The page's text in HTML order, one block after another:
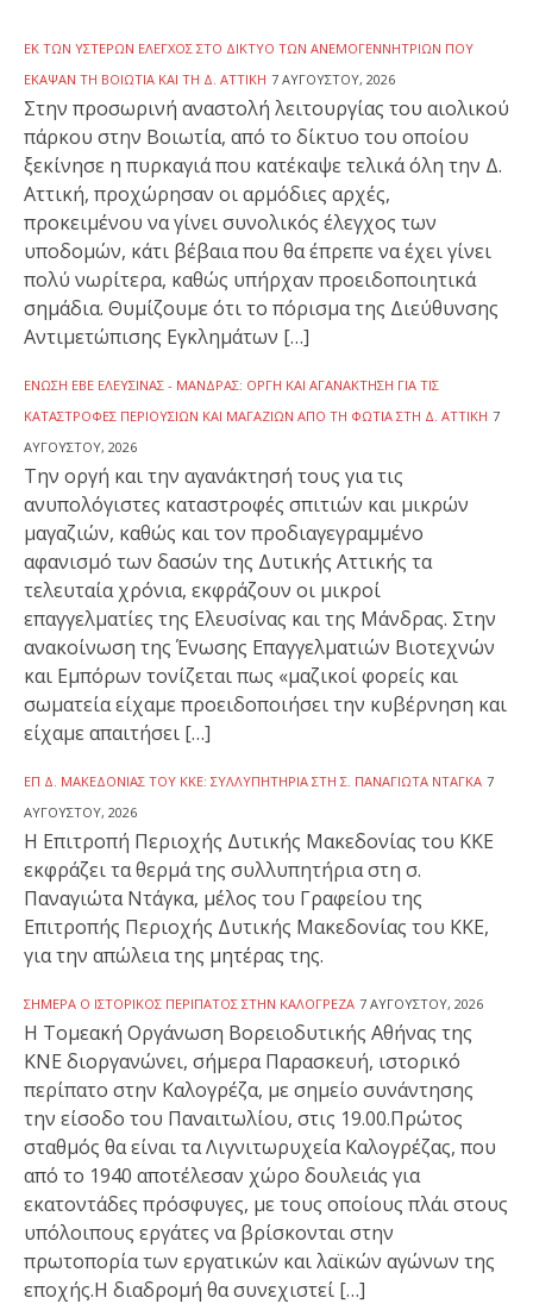
ΕΚ ΤΩΝ ΥΣΤΈΡΩΝ ΈΛΕΓΧΟΣ ΣΤΟ ΔΊΚΤΥΟ ΤΩΝ ΑΝΕΜΟΓΕΝΝΗΤΡΙΏΝ ΠΟΥ
ΈΚΑΨΑΝ ΤΗ ΒΟΙΩΤΊΑ ΚΑΙ ΤΗ Δ. ΑΤΤΙΚΉ 7 ΑΥΓΟΎΣΤΟΥ, 2026
Στην προσωρινή αναστολή λειτουργίας του αιολικού
πάρκου στην Βοιωτία, από το δίκτυο του οποίου
ξεκίνησε η πυρκαγιά που κατέκαψε τελικά όλη την Δ.
Αττική, προχώρησαν οι αρμόδιες αρχές,
προκειμένου να γίνει συνολικός έλεγχος των
υποδομών, κάτι βέβαια που θα έπρεπε να έχει γίνει
πολύ νωρίτερα, καθώς υπήρχαν προειδοποιητικά
σημάδια. Θυμίζουμε ότι το πόρισμα της Διεύθυνσης
Αντιμετώπισης Εγκλημάτων […]
ΈΝΩΣΗ ΕΒΕ ΕΛΕΥΣΊΝΑΣ - ΜΆΝΔΡΑΣ: ΟΡΓΉ ΚΑΙ ΑΓΑΝΆΚΤΗΣΗ ΓΙΑ ΤΙΣ
ΚΑΤΑΣΤΡΟΦΈΣ ΠΕΡΙΟΥΣΙΏΝ ΚΑΙ ΜΑΓΑΖΙΏΝ ΑΠΌ ΤΗ ΦΩΤΙΆ ΣΤΗ Δ. ΑΤΤΙΚΉ 7
ΑΥΓΟΎΣΤΟΥ, 2026
Την οργή και την αγανάκτησή τους για τις
ανυπολόγιστες καταστροφές σπιτιών και μικρών
μαγαζιών, καθώς και τον προδιαγεγραμμένο
αφανισμό των δασών της Δυτικής Αττικής τα
τελευταία χρόνια, εκφράζουν οι μικροί
επαγγελματίες της Ελευσίνας και της Μάνδρας. Στην
ανακοίνωση της Ένωσης Επαγγελματιών Βιοτεχνών
και Εμπόρων τονίζεται πως «μαζικοί φορείς και
σωματεία είχαμε προειδοποιήσει την κυβέρνηση και
είχαμε απαιτήσει […]
ΕΠ Δ. ΜΑΚΕΔΟΝΊΑΣ ΤΟΥ ΚΚΕ: ΣΥΛΛΥΠΗΤΉΡΙΑ ΣΤΗ Σ. ΠΑΝΑΓΙΏΤΑ ΝΤΆΓΚΑ 7
ΑΥΓΟΎΣΤΟΥ, 2026
Η Επιτροπή Περιοχής Δυτικής Μακεδονίας του ΚΚΕ
εκφράζει τα θερμά της συλλυπητήρια στη σ.
Παναγιώτα Ντάγκα, μέλος του Γραφείου της
Επιτροπής Περιοχής Δυτικής Μακεδονίας του ΚΚΕ,
για την απώλεια της μητέρας της.
ΣΉΜΕΡΑ Ο ΙΣΤΟΡΙΚΌΣ ΠΕΡΊΠΑΤΟΣ ΣΤΗΝ ΚΑΛΟΓΡΈΖΑ 7 ΑΥΓΟΎΣΤΟΥ, 2026
Η Τομεακή Οργάνωση Βορειοδυτικής Αθήνας της
ΚΝΕ διοργανώνει, σήμερα Παρασκευή, ιστορικό
περίπατο στην Καλογρέζα, με σημείο συνάντησης
την είσοδο του Παναιτωλίου, στις 19.00.Πρώτος
σταθμός θα είναι τα Λιγνιτωρυχεία Καλογρέζας, που
από το 1940 αποτέλεσαν χώρο δουλειάς για
εκατοντάδες πρόσφυγες, με τους οποίους πλάι στους
υπόλοιπους εργάτες να βρίσκονται στην
πρωτοπορία των εργατικών και λαϊκών αγώνων της
εποχής.Η διαδρομή θα συνεχιστεί […]